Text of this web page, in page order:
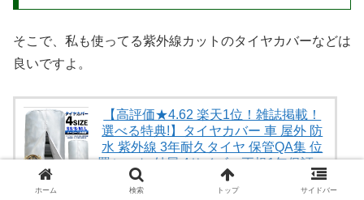
そこで、私も使ってる紫外線カットのタイヤカバーなどは
良いですよ。
【高評価★4.62 楽天1位！雑誌掲載！
選べる特典!】タイヤカバー 車 屋外 防
水 紫外線 3年耐久タイヤ 保管QA集 位
置シート 付属 4サイズ＜正規1年保証＞
trees楽天市場店
ホーム 検索 トップ サイドバー